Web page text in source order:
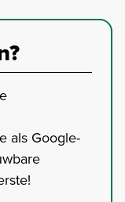
als Google-